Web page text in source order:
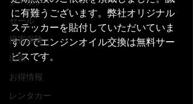
クーポン
セール
損害保険
出張
お得情報
レンタカー
に有難うございます。弊社オリジナル
ステッカーを貼付していただいていま
すのでエンジンオイル交換は無料サー
ビスです。